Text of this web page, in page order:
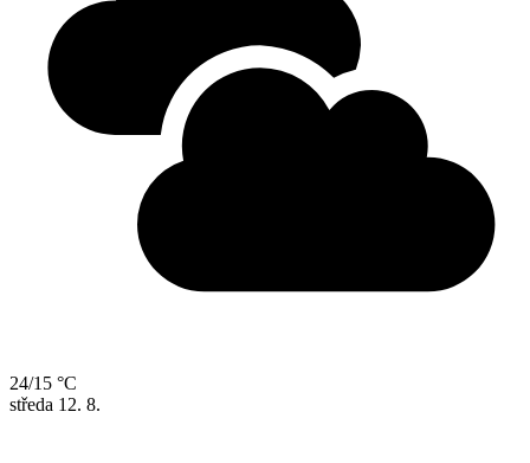
24/15 °C
středa 12. 8.